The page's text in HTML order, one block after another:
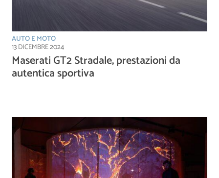
AUTO E MOTO
13 DICEMBRE 2024
Maserati GT2 Stradale, prestazioni da
autentica sportiva